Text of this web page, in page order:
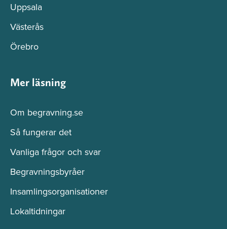
Uppsala
Västerås
Örebro
Mer läsning
Om begravning.se
Så fungerar det
Vanliga frågor och svar
Begravningsbyråer
Insamlingsorganisationer
Lokaltidningar